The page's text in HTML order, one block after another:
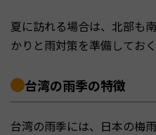
夏に訪れる場合は、北部も
かりと雨対策を準備してお
台湾の雨季の特徴
台湾の雨季には、日本の梅